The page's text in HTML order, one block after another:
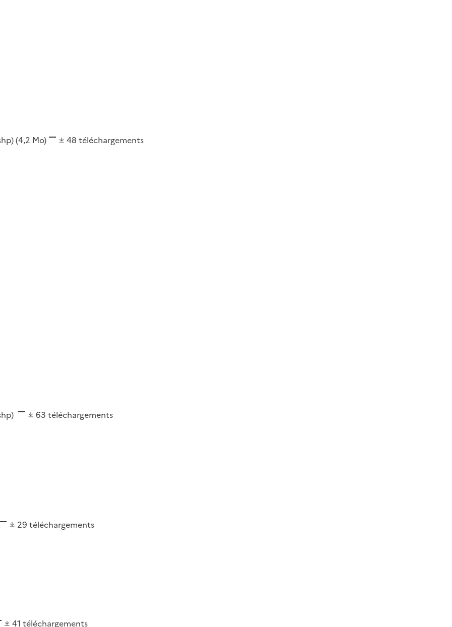
(4,2 Mo) 48 téléchargements
63 téléchargements
29 téléchargements
41 téléchargements